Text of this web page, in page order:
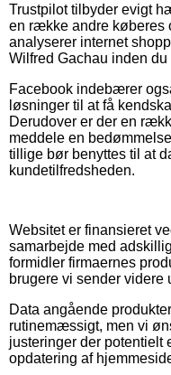
Trustpilot tilbyder evigt
en række andre køberes
analyserer internet
Wilfred Gachau inden du
Facebook indebærer
løsninger til at få
Derudover er der en
meddele en
tillige bør benyttes til at
kundetilfredsheden.
Websitet er finansieret
samarbejde med
formidler firmaernes
brugere vi sender videre
Data angående
rutinemæssigt, men vi
justeringer der
opdatering af